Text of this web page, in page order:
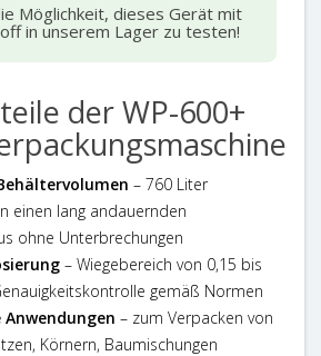
Möglichkeit, dieses Gerät mit
in unserem Lager zu testen!
der WP-600+
– 760 Liter
einen lang andauernden
ohne Unterbrechungen
– Wiegebereich von 0,15 bis
gemäß Normen
– zum Verpacken von
Körnern, Baumischungen